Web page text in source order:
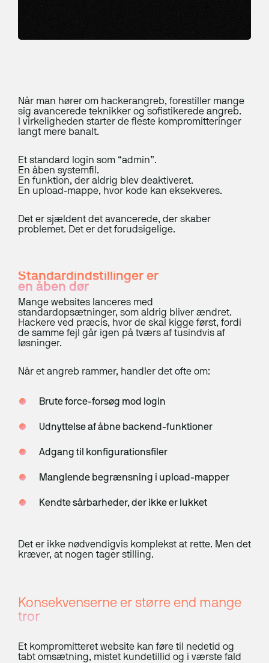
NIS2
IT-sikkerhedstjek
Under angreb
Disaster Recovery
ERP
ERP-klarhedstest
ERP Analyse
ERP Implementering
ERP Support
Uniconta
Uniconta Integrationer
Migrering til Uniconta
Web
Hjemmeside
Drift, hosting og support
CRO og UX
Nyhed
Ny EU-lov fra 19. juni 2026: Krav om digital
fortrydelsesfunktion på webshops
Når man hører om hackerangreb, forestiller mange
sig avancerede teknikker og sofistikerede angreb.
I virkeligheden starter de fleste kompromitteringer
langt mere banalt.
Et standard login som “admin”.
En åben systemfil.
En funktion, der aldrig blev deaktiveret.
En upload-mappe, hvor kode kan eksekveres.
Det er sjældent det avancerede, der skaber
problemet. Det er det forudsigelige.
Standardindstillinger er
en åben dør
Mange websites lanceres med
standardopsætninger, som aldrig bliver ændret.
Hackere ved præcis, hvor de skal kigge først, fordi
de samme fejl går igen på tværs af tusindvis af
løsninger.
Når et angreb rammer, handler det ofte om:
Brute force-forsøg mod login
Udnyttelse af åbne backend-funktioner
Adgang til konfigurationsfiler
Manglende begrænsning i upload-mapper
Kendte sårbarheder, der ikke er lukket
Det er ikke nødvendigvis komplekst at rette. Men det
kræver, at nogen tager stilling.
Konsekvenserne er større end mange
tror
Et kompromitteret website kan føre til nedetid og
tabt omsætning, mistet kundetillid og i værste fald